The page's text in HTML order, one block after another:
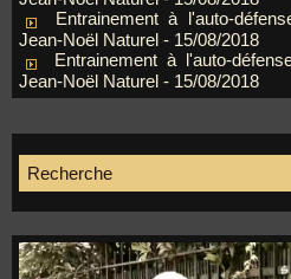
Entrainement à l'auto-
Jean-Noël Naturel - 15/08/2018
Entrainement à l'auto-
Jean-Noël Naturel - 15/08/2018